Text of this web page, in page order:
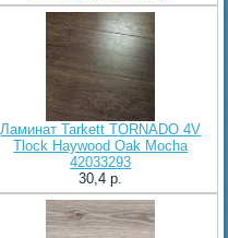
Ламинат Tarkett TORNADO 4V
Tlock Haywood Oak Mocha
42033293
30,4 p.